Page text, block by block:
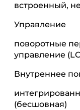
встроенный,
Управление
поворотные
управление
Внутреннее
(бесшовная)